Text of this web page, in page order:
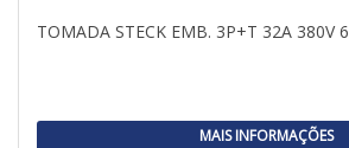
TOMADA STECK EMB. 3P+T 32A 380V
MAIS INFORMAÇÕES